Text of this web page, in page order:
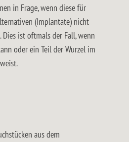
in Frage, wenn diese für
(Implantate) nicht
ist oftmals der Fall, wenn
oder ein Teil der Wurzel im
aus dem